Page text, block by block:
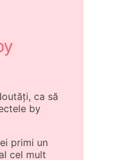
ca să
by
primi un
cel mult